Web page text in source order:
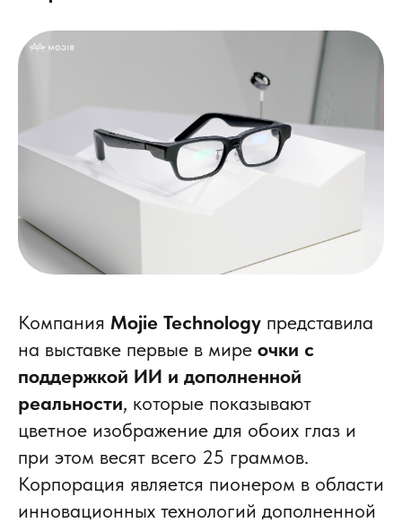
Компания Mojie Technology представила
на выставке первые в мире очки с
поддержкой ИИ и дополненной
реальности, которые показывают
цветное изображение для обоих глаз и
при этом весят всего 25 граммов.
Корпорация является пионером в области
инновационных технологий дополненной